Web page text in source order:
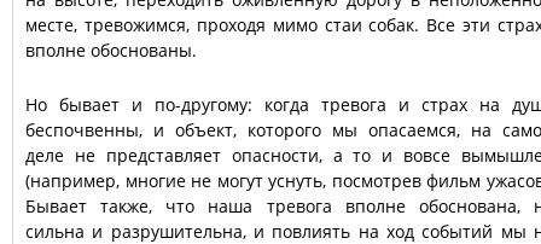
месте, тревожимся, проходя мимо стаи собак. Все эти
вполне обоснованы.
Но бывает и по-другому: когда тревога и страх на
беспочвенны, и объект, которого мы опасаемся, на
деле не представляет опасности, а то и вовсе
(например, многие не могут уснуть, посмотрев фильм
Бывает также, что наша тревога вполне обоснована,
сильна и разрушительна, и повлиять на ход событий мы